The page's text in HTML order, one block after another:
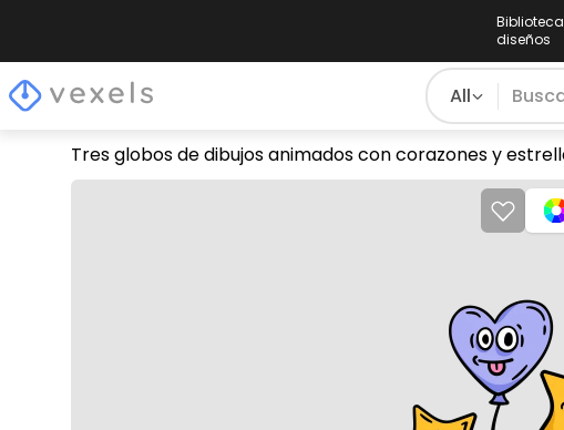
diseños
All
Tres globos de dibujos animados con corazones y